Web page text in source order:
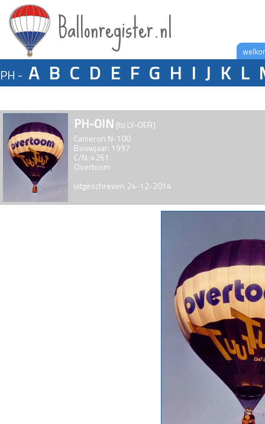
Ballonregister.nl
PH - A B C D E F G H I J K L
PH-OIN [to LY-OER]
Cameron N-100
Bouwjaar: 1997
C/N: 4261
Overtoom
uitgeschreven 24-12-2014